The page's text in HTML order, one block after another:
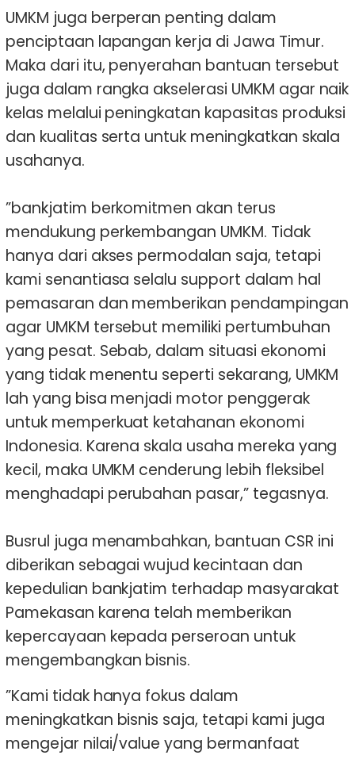
UMKM juga berperan penting dalam
penciptaan lapangan kerja di Jawa Timur.
Maka dari itu, penyerahan bantuan tersebut
juga dalam rangka akselerasi UMKM agar naik
kelas melalui peningkatan kapasitas produksi
dan kualitas serta untuk meningkatkan skala
usahanya.
”bankjatim berkomitmen akan terus
mendukung perkembangan UMKM. Tidak
hanya dari akses permodalan saja, tetapi
kami senantiasa selalu support dalam hal
pemasaran dan memberikan pendampingan
agar UMKM tersebut memiliki pertumbuhan
yang pesat. Sebab, dalam situasi ekonomi
yang tidak menentu seperti sekarang, UMKM
lah yang bisa menjadi motor penggerak
untuk memperkuat ketahanan ekonomi
Indonesia. Karena skala usaha mereka yang
kecil, maka UMKM cenderung lebih fleksibel
menghadapi perubahan pasar,” tegasnya.
Busrul juga menambahkan, bantuan CSR ini
diberikan sebagai wujud kecintaan dan
kepedulian bankjatim terhadap masyarakat
Pamekasan karena telah memberikan
kepercayaan kepada perseroan untuk
mengembangkan bisnis.
”Kami tidak hanya fokus dalam
meningkatkan bisnis saja, tetapi kami juga
mengejar nilai/value yang bermanfaat